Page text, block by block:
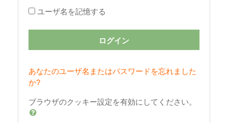
ユーザ名を記憶する
ログイン
あなたのユーザ名またはパスワードを忘れました
か?
ブラウザのクッキー設定を有効にしてください。